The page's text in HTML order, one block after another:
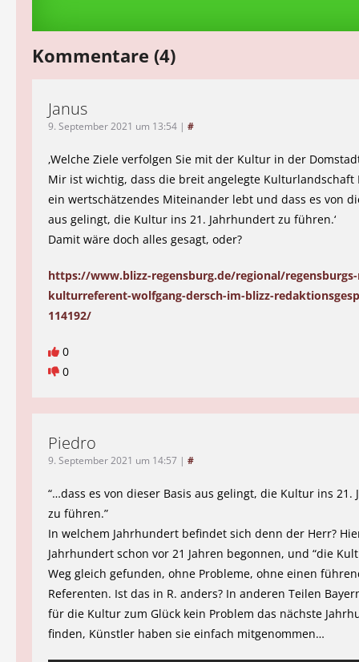
Kommentare (4)
Janus
9. September 2021 um 13:54 | #
‚Welche Ziele verfolgen Sie mit der Kultur in der
Mir ist wichtig, dass die breit angelegte Kulturlandschaft
ein wertschätzendes Miteinander lebt und dass es von
aus gelingt, die Kultur ins 21. Jahrhundert zu führen.‘
Damit wäre doch alles gesagt, oder?
https://www.blizz-regensburg.de/regional/
kulturreferent-wolfgang-dersch-im-blizz-
114192/
0
0
Piedro
9. September 2021 um 14:57 | #
“…dass es von dieser Basis aus gelingt, die Kultur ins 21.
zu führen.”
In welchem Jahrhundert befindet sich denn der Herr?
Jahrhundert schon vor 21 Jahren begonnen, und “die
Weg gleich gefunden, ohne Probleme, ohne einen
Referenten. Ist das in R. anders? In anderen Teilen
für die Kultur zum Glück kein Problem das nächste
finden, Künstler haben sie einfach mitgenommen…